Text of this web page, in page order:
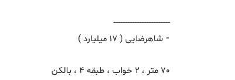
------------------------
⁃ شاهرضایی ( 17 میلیارد )
70 متر ، 2 خواب ، طبقه 4 ، بالکن